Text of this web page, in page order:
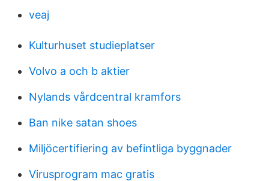
veaj
Kulturhuset studieplatser
Volvo a och b aktier
Nylands vårdcentral kramfors
Ban nike satan shoes
Miljöcertifiering av befintliga byggnader
Virusprogram mac gratis